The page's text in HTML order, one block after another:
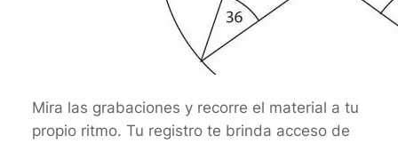
Mira las grabaciones y recorre el material a tu
propio ritmo. Tu registro te brinda acceso de